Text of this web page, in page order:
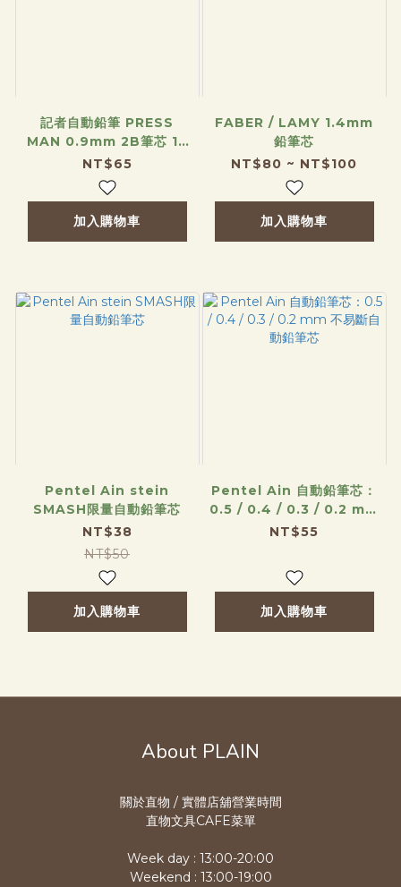
記者自動鉛筆 PRESS
MAN 0.9mm 2B筆芯 10
支入
NT$65
加入購物車
FABER / LAMY 1.4mm
鉛筆芯
NT$80 ~ NT$100
加入購物車
Pentel Ain stein
SMASH限量自動鉛筆芯
NT$38
NT$50
加入購物車
Pentel Ain 自動鉛筆芯：
0.5 / 0.4 / 0.3 / 0.2 mm
不易斷自動鉛筆芯
NT$55
加入購物車
About PLAIN
關於直物 / 實體店舖營業時間
直物文具CAFE菜單
Week day : 13:00-20:00
Weekend : 13:00-19:00